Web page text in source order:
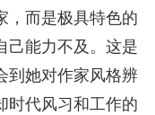
，而是极具特色的
己能力不及。这是
到她对作家风格辨
时代风习和工作的